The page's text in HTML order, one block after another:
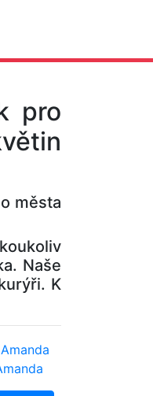
pro
města
Naše
K